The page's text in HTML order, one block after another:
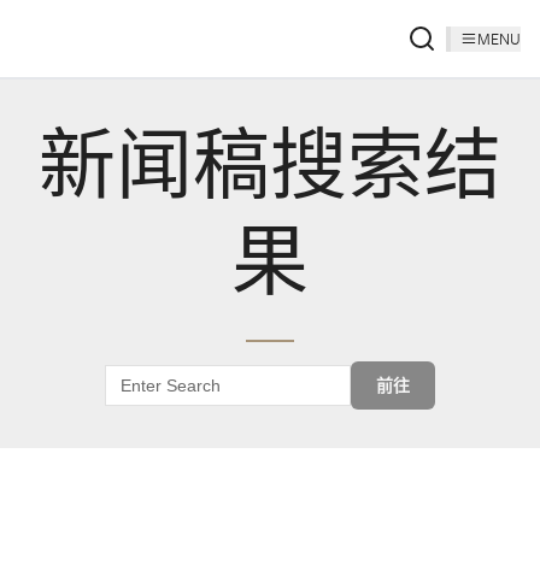
MENU
新闻稿搜索结
果
前往